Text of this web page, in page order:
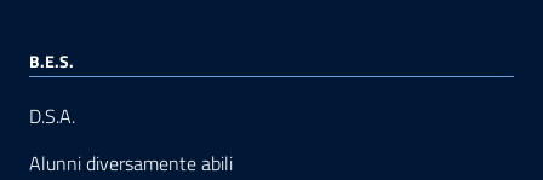
B.E.S.
D.S.A.
Alunni diversamente abili